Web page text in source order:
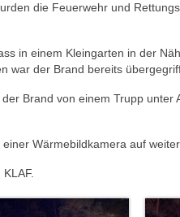
die Feuerwehr und
in einem Kleingarten in der
war der Brand bereits
Brand von einem Trupp
Wärmebildkamera auf